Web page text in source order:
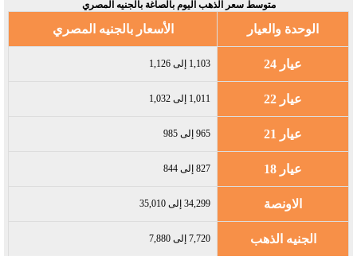
متوسط سعر الذهب اليوم بالصاغة بالجنيه المصري
الوحدة والعيار الأسعار بالجنيه المصري
عيار 24 1,103 إلى 1,126
عيار 22 1,011 إلى 1,032
عيار 21 965 إلى 985
عيار 18 827 إلى 844
الاونصة 34,299 إلى 35,010
الجنيه الذهب 7,720 إلى 7,880